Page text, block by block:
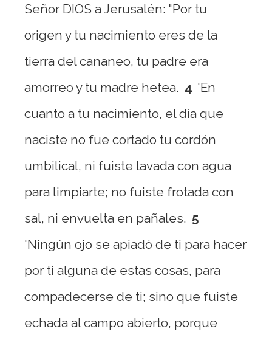
Señor DIOS a Jerusalén: "Por tu
origen y tu nacimiento eres de la
tierra del cananeo, tu padre era
amorreo y tu madre hetea. 4 'En
cuanto a tu nacimiento, el día que
naciste no fue cortado tu cordón
umbilical, ni fuiste lavada con agua
para limpiarte; no fuiste frotada con
sal, ni envuelta en pañales. 5
'Ningún ojo se apiadó de ti para hacer
por ti alguna de estas cosas, para
compadecerse de ti; sino que fuiste
echada al campo abierto, porque